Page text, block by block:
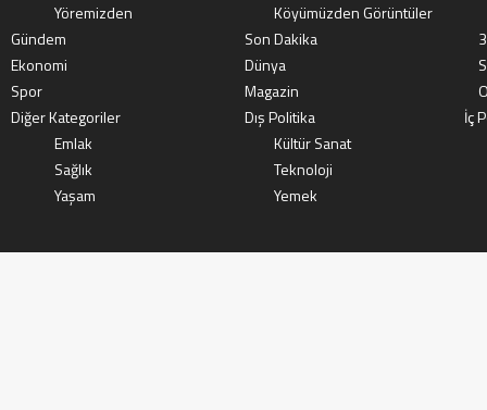
Yöremizden
Köyümüzden Görüntüler
Gündem
Son Dakika
Ekonomi
Dünya
Spor
Magazin
Diğer Kategoriler
Dış Politika
İç
Emlak
Kültür Sanat
Sağlık
Teknoloji
Yaşam
Yemek